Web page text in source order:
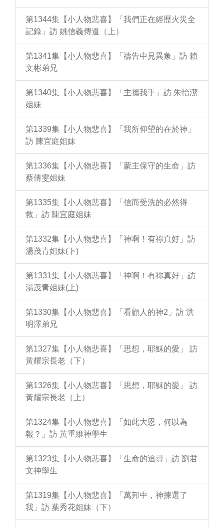
第1344集【小人物悲喜】「我們正在經歷火災全
記錄」訪 姚信義傳道（上）
第1341集【小人物悲喜】「禱告中見異象」訪 賴
文彬弟兄
第1340集【小人物悲喜】「主攜我手」訪 朱怡潔
姐妹
第1339集【小人物悲喜】「我所仰望的在於神」
訪 陳宜庭姐妹
第1336集【小人物悲喜】「蒙主保守的生命」訪
蔡倩雯姐妹
第1335集【小人物悲喜】「信而受洗的必然得
救」訪 陳宜庭姐妹
第1332集【小人物悲喜】「神啊！有祢真好」訪
湯茂青姐妹(下)
第1331集【小人物悲喜】「神啊！有祢真好」訪
湯茂青姐妹(上)
第1330集【小人物悲喜】「看顧人的神2」訪 洪
明澤弟兄
第1327集【小人物悲喜】「思想，耶穌的愛」 訪
黃耀宗長老（下）
第1326集【小人物悲喜】「思想，耶穌的愛」 訪
黃耀宗長老（上）
第1324集【小人物悲喜】「如此大恩，何以為
報？」訪 黃重維神學生
第1323集【小人物悲喜】「生命的追尋」訪 劉君
文神學生
第1319集【小人物悲喜】「萬邦中，神揀選了
我」訪 葉秀花姐妹（下）